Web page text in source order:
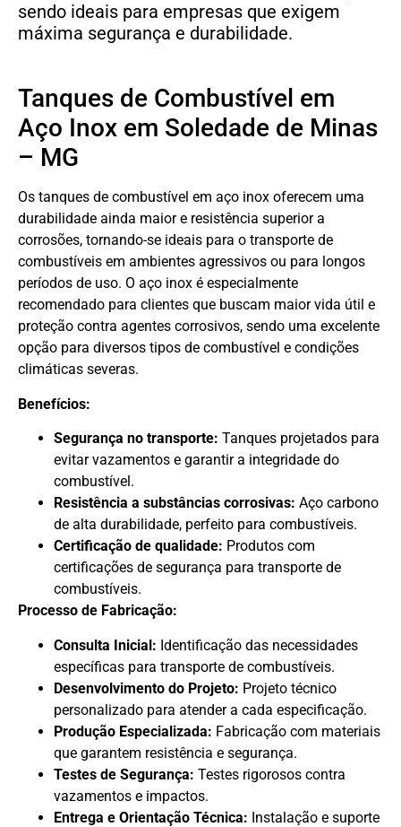
sendo ideais para empresas que exigem
máxima segurança e durabilidade.
Tanques de Combustível em
Aço Inox em Soledade de Minas
– MG
Os tanques de combustível em aço inox oferecem uma
durabilidade ainda maior e resistência superior a
corrosões, tornando-se ideais para o transporte de
combustíveis em ambientes agressivos ou para longos
períodos de uso. O aço inox é especialmente
recomendado para clientes que buscam maior vida útil e
proteção contra agentes corrosivos, sendo uma excelente
opção para diversos tipos de combustível e condições
climáticas severas.
Benefícios:
Segurança no transporte: Tanques projetados para
evitar vazamentos e garantir a integridade do
combustível.
Resistência a substâncias corrosivas: Aço carbono
de alta durabilidade, perfeito para combustíveis.
Certificação de qualidade: Produtos com
certificações de segurança para transporte de
combustíveis.
Processo de Fabricação:
Consulta Inicial: Identificação das necessidades
específicas para transporte de combustíveis.
Desenvolvimento do Projeto: Projeto técnico
personalizado para atender a cada especificação.
Produção Especializada: Fabricação com materiais
que garantem resistência e segurança.
Testes de Segurança: Testes rigorosos contra
vazamentos e impactos.
Entrega e Orientação Técnica: Instalação e suporte